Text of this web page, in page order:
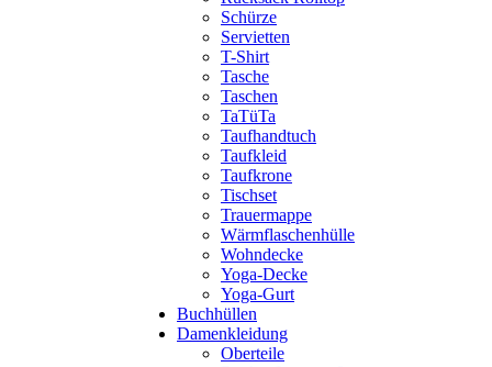
Schürze
Servietten
T-Shirt
Tasche
Taschen
TaTüTa
Taufhandtuch
Taufkleid
Taufkrone
Tischset
Trauermappe
Wärmflaschenhülle
Wohndecke
Yoga-Decke
Yoga-Gurt
Buchhüllen
Damenkleidung
Oberteile